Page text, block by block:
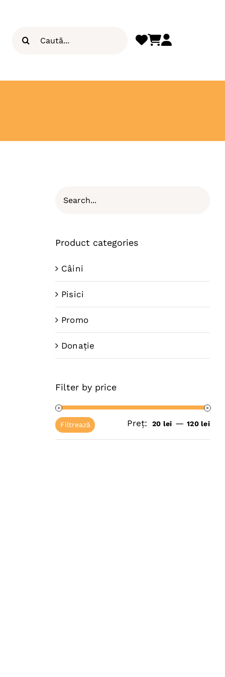
Product categories
Câini
Pisici
Promo
Donație
Filter by price
Filtrează Preț: 20 lei —120 lei